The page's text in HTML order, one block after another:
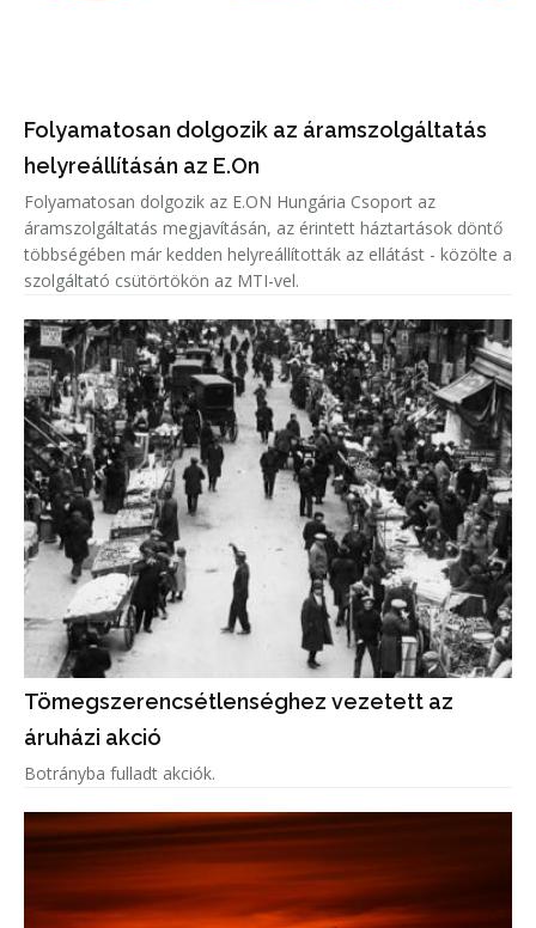
Folyamatosan dolgozik az áramszolgáltatás
helyreállításán az E.On
Folyamatosan dolgozik az E.ON Hungária Csoport az
áramszolgáltatás megjavításán, az érintett háztartások döntő
többségében már kedden helyreállították az ellátást - közölte a
szolgáltató csütörtökön az MTI-vel.
Tömegszerencsétlenséghez vezetett az
áruházi akció
Botrányba fulladt akciók.